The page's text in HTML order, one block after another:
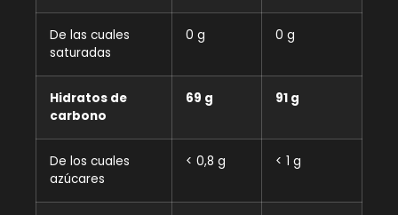
De las cuales
saturadas
0 g 0 g
Hidratos de
carbono
69 g 91 g
De los cuales
azúcares
< 0,8 g < 1 g